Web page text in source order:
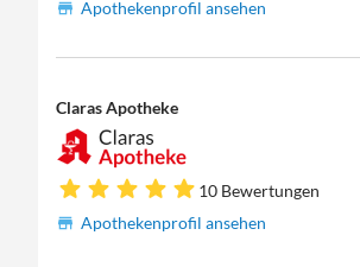
Apothekenprofil ansehen
Claras Apotheke
10 Bewertungen
Apothekenprofil ansehen